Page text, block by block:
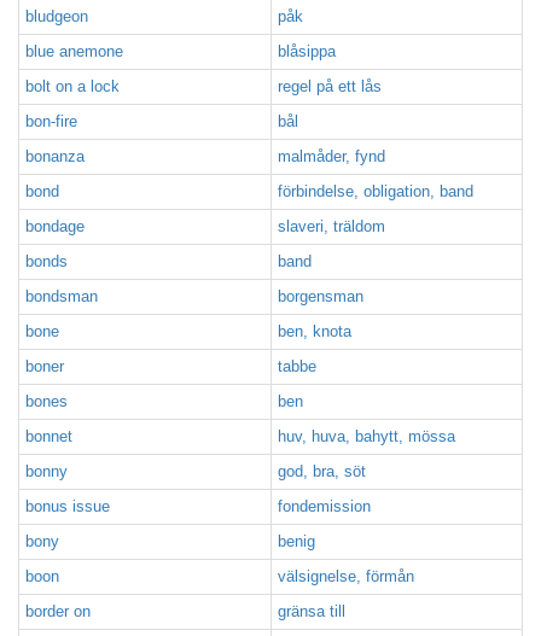
bludgeon
påk
blue anemone
blåsippa
bolt on a lock
regel på ett lås
bon-fire
bål
bonanza
malmåder, fynd
bond
förbindelse, obligation, band
bondage
slaveri, träldom
bonds
band
bondsman
borgensman
bone
ben, knota
boner
tabbe
bones
ben
bonnet
huv, huva, bahytt, mössa
bonny
god, bra, söt
bonus issue
fondemission
bony
benig
boon
välsignelse, förmån
border on
gränsa till